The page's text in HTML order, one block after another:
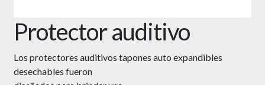
Protector auditivo
Los protectores auditivos tapones auto expandibles
desechables fueron